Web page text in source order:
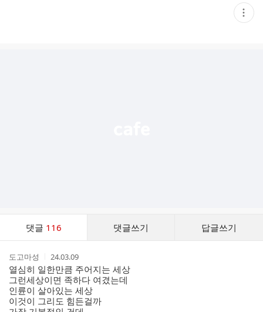
현
재
댓글 116 댓글쓰기 답글쓰기
작
성
자
도고마성
작
성
시
간
24.03.09
열심히 일한만큼 주어지는 세상
그런세상이면 족하다 여겼는데
인륜이 살아있는 세상
이것이 그리도 힘든걸까